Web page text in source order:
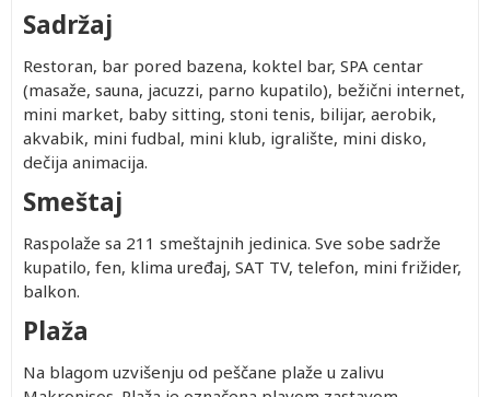
Sadržaj
Restoran, bar pored bazena, koktel bar, SPA centar
(masaže, sauna, jacuzzi, parno kupatilo), bežični internet,
mini market, baby sitting, stoni tenis, bilijar, aerobik,
akvabik, mini fudbal, mini klub, igralište, mini disko,
dečija animacija.
Smeštaj
Raspolaže sa 211 smeštajnih jedinica. Sve sobe sadrže
kupatilo, fen, klima uređaj, SAT TV, telefon, mini frižider,
balkon.
Plaža
Na blagom uzvišenju od peščane plaže u zalivu